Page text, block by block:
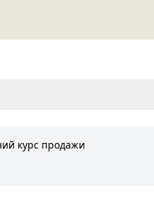
курс продажи